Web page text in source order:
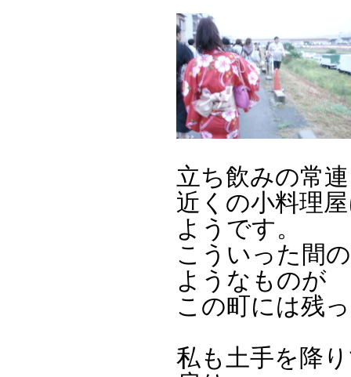
立ち飲みの常
近くの小料理
ようです。
こういった間
ようなものが
この町には残
私も土手を降